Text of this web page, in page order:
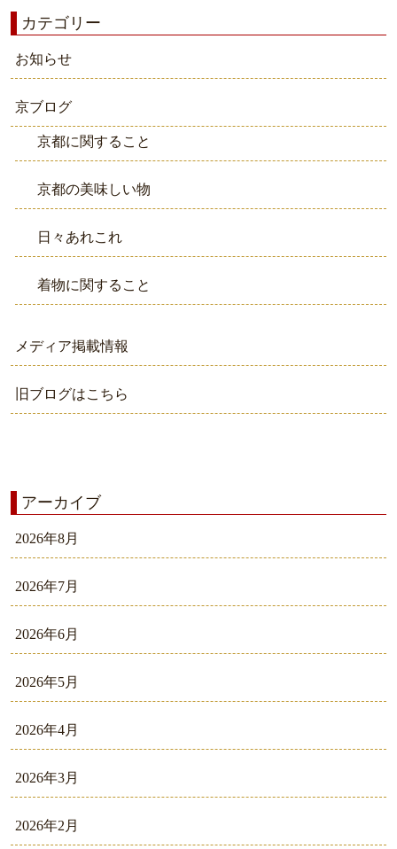
カテゴリー
お知らせ
京ブログ
京都に関すること
京都の美味しい物
日々あれこれ
着物に関すること
メディア掲載情報
旧ブログはこちら
アーカイブ
2026年8月
2026年7月
2026年6月
2026年5月
2026年4月
2026年3月
2026年2月